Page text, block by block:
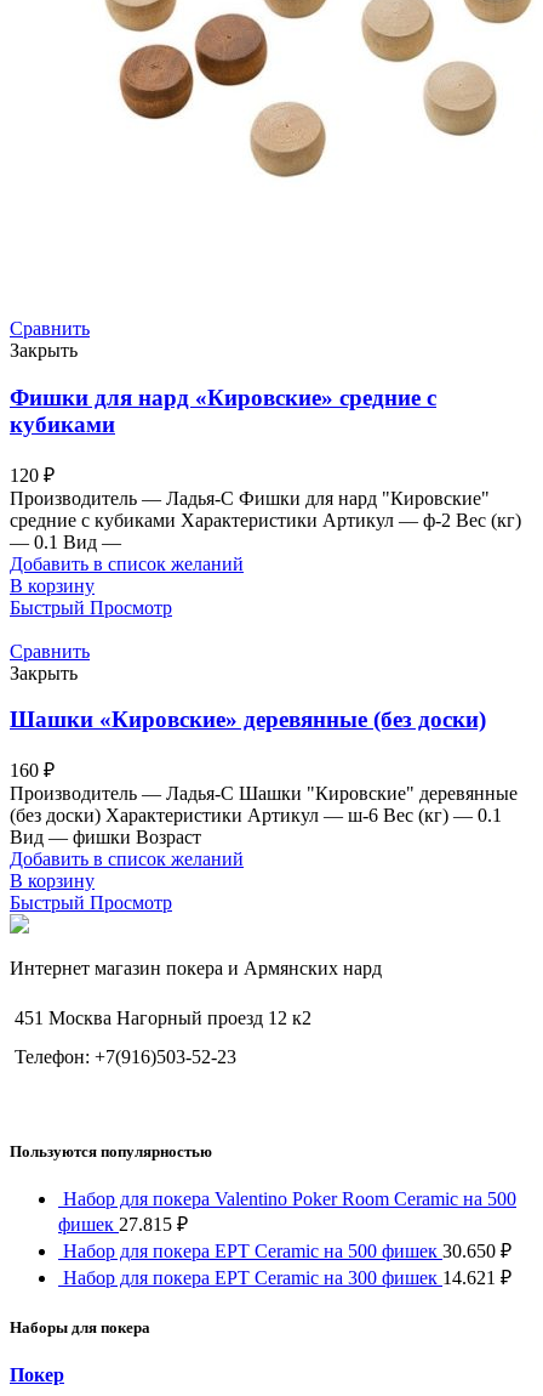
Сравнить
Закрыть
Фишки для нард «Кировские» средние с
кубиками
120 ₽
Производитель — Ладья-С Фишки для нард "Кировские"
средние с кубиками Характеристики Артикул — ф-2 Вес (кг)
— 0.1 Вид —
Добавить в список желаний
В корзину
Быстрый Просмотр
Сравнить
Закрыть
Шашки «Кировские» деревянные (без доски)
160 ₽
Производитель — Ладья-С Шашки "Кировские" деревянные
(без доски) Характеристики Артикул — ш-6 Вес (кг) — 0.1
Вид — фишки Возраст
Добавить в список желаний
В корзину
Быстрый Просмотр
Интернет магазин покера и Армянских нард
451 Москва Нагорный проезд 12 к2
Телефон: +7(916)503-52-23
Пользуются популярностью
Набор для покера Valentino Poker Room Ceramic на 500
фишек 27.815 ₽
Набор для покера EPT Ceramic на 500 фишек 30.650 ₽
Набор для покера EPT Ceramic на 300 фишек 14.621 ₽
Наборы для покера
Покер